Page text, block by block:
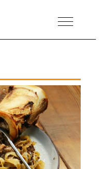
MENU